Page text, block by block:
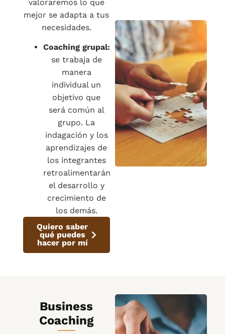
valoraremos lo que
mejor se adapta a tus
necesidades.
Coaching grupal:
se trabaja de
manera
individual un
objetivo que
será común al
grupo. La
indagación y los
aprendizajes de
los integrantes
retroalimentarán
el desarrollo y
crecimiento de
los demás.
Quiero saber
qué puedes
hacer por mí
Business
Coaching